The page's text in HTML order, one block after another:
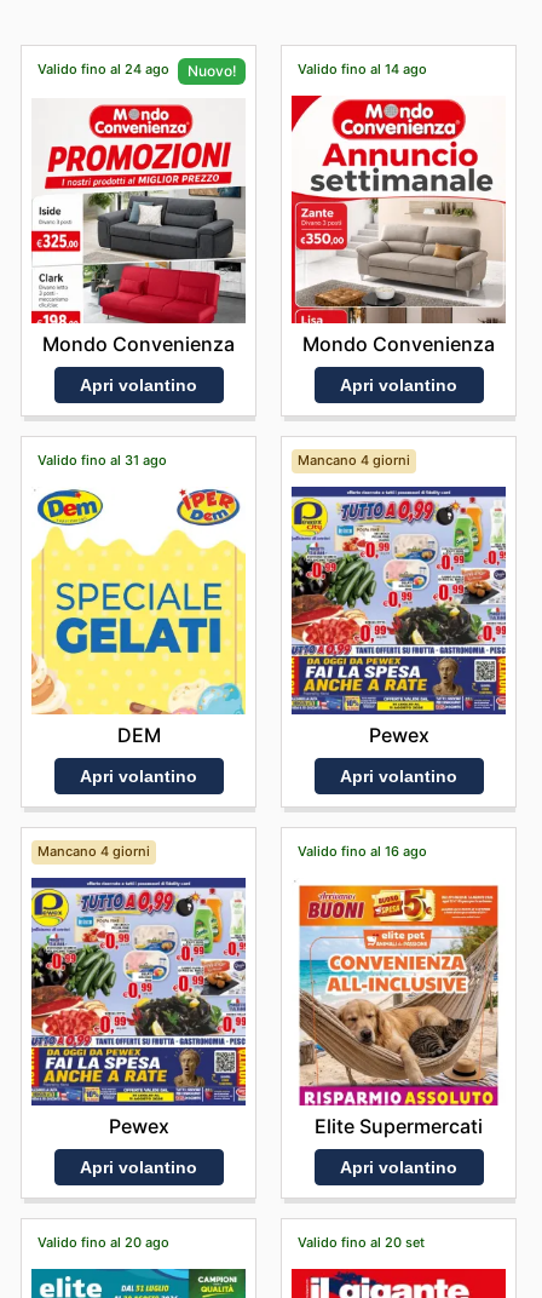
Valido fino al 24 ago Nuovo!
Mondo Convenienza
Apri volantino
Valido fino al 14 ago
Mondo Convenienza
Apri volantino
Valido fino al 31 ago
DEM
Apri volantino
Mancano 4 giorni
Pewex
Apri volantino
Mancano 4 giorni
Pewex
Apri volantino
Valido fino al 16 ago
Elite Supermercati
Apri volantino
Valido fino al 20 ago Valido fino al 20 set